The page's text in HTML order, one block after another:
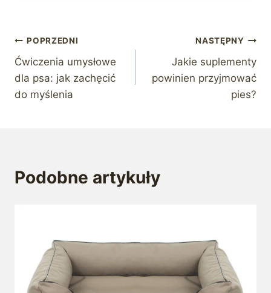
Nawigacja
wpisu
POPRZEDNI
Ćwiczenia umysłowe
dla psa: jak zachęcić
do myślenia
NASTĘPNY
Jakie suplementy
powinien przyjmować
pies?
Podobne artykuły